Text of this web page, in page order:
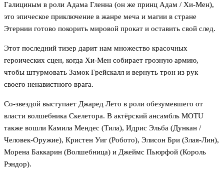
Галициным в роли Адама Гленна (он же принц Адам / Хи-Мен),
это эпическое приключение в жанре меча и магии в стране
Этернии готово покорить мировой прокат и оставить свой след.
Этот последний тизер дарит нам множество красочных
героических сцен, когда Хи-Мен собирает грозную армию,
чтобы штурмовать Замок Грейскалл и вернуть трон из рук
своего ненавистного врага.
Со-звездой выступает Джаред Лето в роли обезумевшего от
власти волшебника Скелетора. В актёрский ансамбль MOTU
также вошли Камила Мендес (Тила), Идрис Эльба (Дункан /
Человек-Оружие), Кристен Уиг (Робото), Элисон Бри (Злая-Лин),
Морена Баккарин (Волшебница) и Джеймс Пьюрфой (Король
Рэндор).